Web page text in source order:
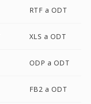
RTF a ODT
XLS a ODT
ODP a ODT
FB2 a ODT